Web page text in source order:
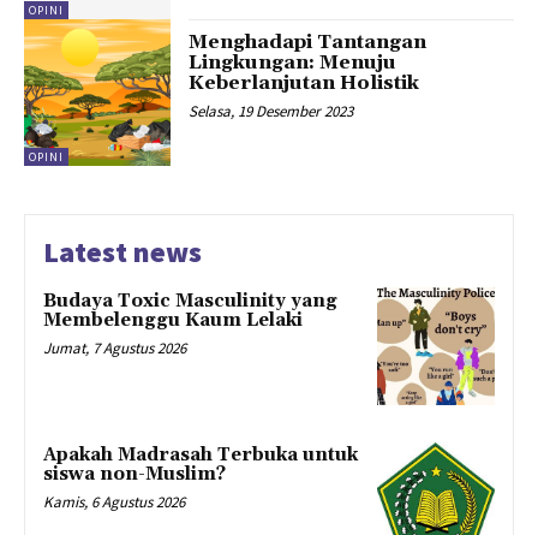
OPINI
OPINI
Menghadapi Tantangan
Lingkungan: Menuju
Keberlanjutan Holistik
Selasa, 19 Desember 2023
Latest news
Budaya Toxic Masculinity yang
Membelenggu Kaum Lelaki
Jumat, 7 Agustus 2026
Apakah Madrasah Terbuka untuk
siswa non-Muslim?
Kamis, 6 Agustus 2026